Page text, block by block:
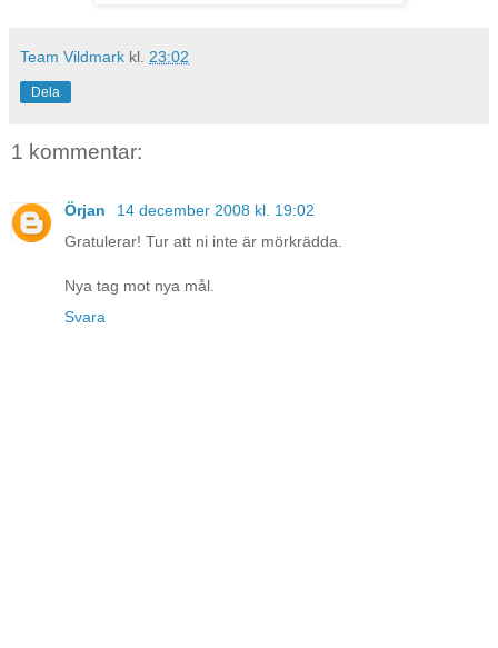
Team Vildmark kl. 23:02
Dela
1 kommentar:
Örjan
14 december 2008 kl. 19:02
Gratulerar! Tur att ni inte är mörkrädda.
Nya tag mot nya mål.
Svara